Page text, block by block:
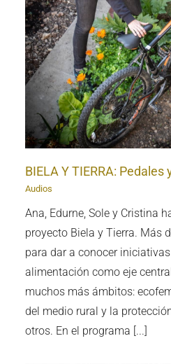
BIELA Y TIERRA: Pedales
Audios
Ana, Edurne, Sole y Cristina
proyecto Biela y Tierra. Más
para dar a conocer
alimentación como eje
muchos más ámbitos:
del medio rural y la
otros. En el programa [...]